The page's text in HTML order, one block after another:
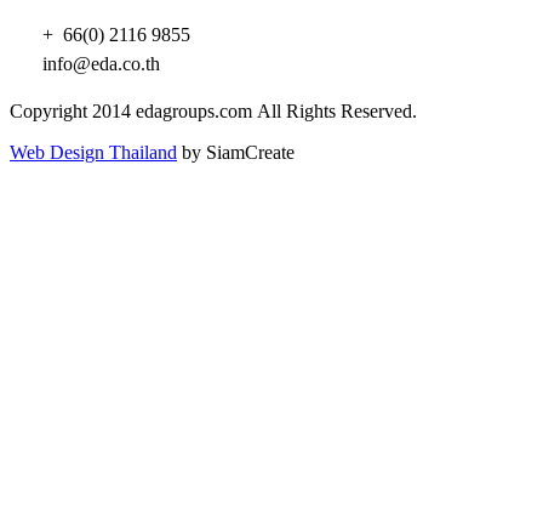
+ 66(0) 2116 9855
info@eda.co.th
Copyright 2014 edagroups.com All Rights Reserved.
Web Design Thailand by SiamCreate